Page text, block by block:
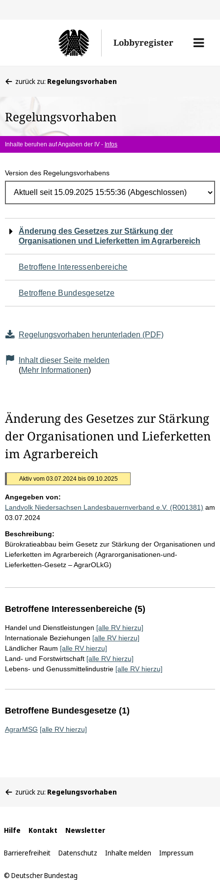
Lobbyregister
Menü
befinden
hier:
zurück zu: Regelungsvorhaben
Regelungsvorhaben
Inhalte beruhen auf Angaben der IV - Infos
Version des Regelungsvorhabens
Navigation
für
den
Seiteninhalt
Änderung des Gesetzes zur Stärkung der
Organisationen und Lieferketten im Agrarbereich
Betroffene Interessenbereiche
Betroffene Bundesgesetze
Regelungsvorhaben herunterladen (PDF)
Inhalt dieser Seite melden
(Mehr Informationen)
Änderung des Gesetzes zur Stärkung
der Organisationen und Lieferketten
im Agrarbereich
Aktiv vom 03.07.2024 bis 09.10.2025
Angegeben von:
Landvolk Niedersachsen Landesbauernverband e.V. (R001381) am
03.07.2024
Beschreibung:
Bürokratieabbau beim Gesetz zur Stärkung der Organisationen und
Lieferketten im Agrarbereich (Agrarorganisationen-und-
Lieferketten-Gesetz – AgrarOLkG)
Betroffene Interessenbereiche (5)
Handel und Dienstleistungen [alle RV hierzu]
Internationale Beziehungen [alle RV hierzu]
Ländlicher Raum [alle RV hierzu]
Land- und Forstwirtschaft [alle RV hierzu]
Lebens- und Genussmittelindustrie [alle RV hierzu]
Betroffene Bundesgesetze (1)
AgrarMSG [alle RV hierzu]
befinden
zurück zu: Regelungsvorhaben
Interne
Links
Hilfe Kontakt Newsletter
Barrierefreiheit Datenschutz Inhalte melden Impressum
© Deutscher Bundestag